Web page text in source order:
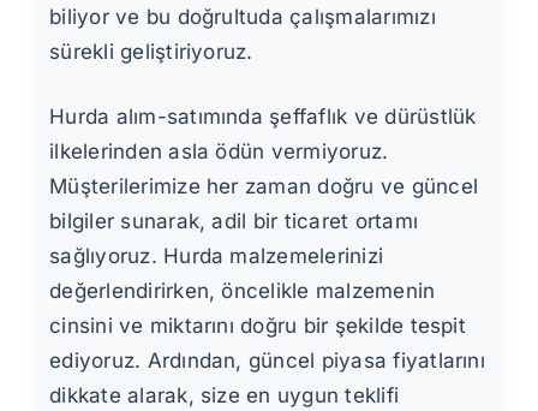
biliyor ve bu doğrultuda çalışmalarımızı
sürekli geliştiriyoruz.
Hurda alım-satımında şeffaflık ve dürüstlük
ilkelerinden asla ödün vermiyoruz.
Müşterilerimize her zaman doğru ve güncel
bilgiler sunarak, adil bir ticaret ortamı
sağlıyoruz. Hurda malzemelerinizi
değerlendirirken, öncelikle malzemenin
cinsini ve miktarını doğru bir şekilde tespit
ediyoruz. Ardından, güncel piyasa fiyatlarını
dikkate alarak, size en uygun teklifi